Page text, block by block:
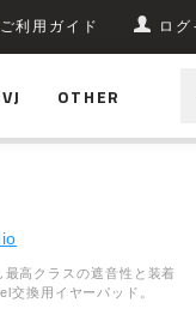
ご利用ガイド ログ
OTHER
SK [Audeze（
高クラスの遮音性と装着
交換用イヤーパッド。